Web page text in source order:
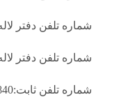
شماره تلفن دفتر لاله زار
شماره تلفن دفتر لاله زار
شماره تلفن ثابت:02136613840